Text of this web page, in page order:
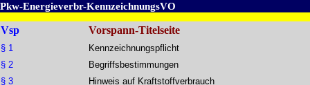
Pkw-Energieverbr-KennzeichnungsVO
Vsp Vorspann-Titelseite
§ 1
§ 2
§ 3
Kennzeichnungspflicht
Begriffsbestimmungen
Hinweis auf Kraftstoffverbrauch